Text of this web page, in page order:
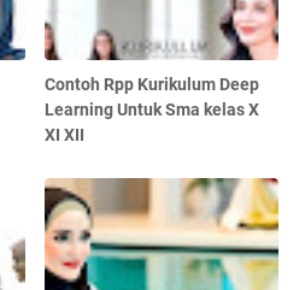
Contoh Rpp Kurikulum Deep
Learning Untuk Sma kelas X
XI XII